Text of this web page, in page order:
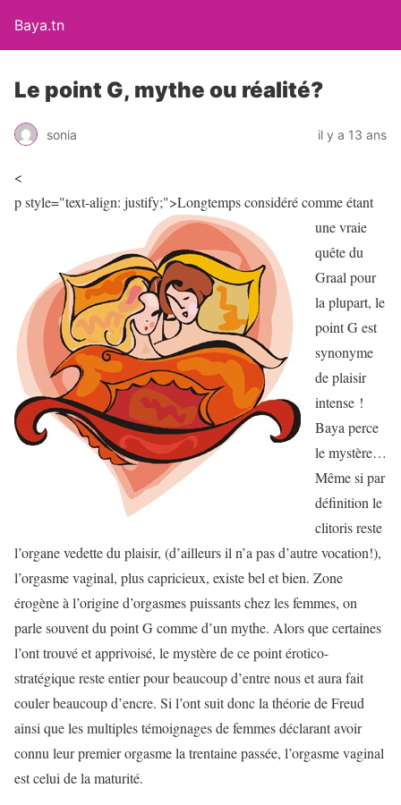
Baya.tn
Le point G, mythe ou réalité?
sonia il y a 13 ans
<
p style="text-align: justify;">Longtemps considéré comme étant
une vraie
quête du
Graal pour
la plupart, le
point G est
synonyme
de plaisir
intense !
Baya perce
le mystère…
Même si par
définition le
clitoris reste
l’organe vedette du plaisir, (d’ailleurs il n’a pas d’autre vocation!),
l’orgasme vaginal, plus capricieux, existe bel et bien. Zone
érogène à l’origine d’orgasmes puissants chez les femmes, on
parle souvent du point G comme d’un mythe. Alors que certaines
l’ont trouvé et apprivoisé, le mystère de ce point érotico-
stratégique reste entier pour beaucoup d’entre nous et aura fait
couler beaucoup d’encre. Si l’ont suit donc la théorie de Freud
ainsi que les multiples témoignages de femmes déclarant avoir
connu leur premier orgasme la trentaine passée, l’orgasme vaginal
est celui de la maturité.